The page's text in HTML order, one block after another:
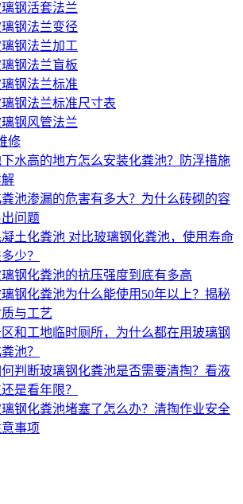
钢活套法兰
钢法兰变径
钢法兰加工
钢法兰盲板
钢法兰标准
钢法兰标准尺寸表
钢风管法兰
修
水高的地方怎么安装化粪池？防浮措施
池渗漏的危害有多大？为什么砖砌的容
问题
凝土化粪池 对比玻璃钢化粪池，使用寿命
少？
钢化粪池的抗压强度到底有多高
钢化粪池为什么能使用50年以上？揭秘
与工艺
和工地临时厕所，为什么都在用玻璃钢
池？
判断玻璃钢化粪池是否需要清掏？看液
是看年限？
钢化粪池堵塞了怎么办？清掏作业安全
事项